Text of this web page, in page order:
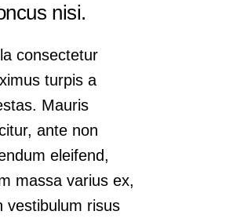
nisi.
consectetur
turpis a
Mauris
ante non
eleifend,
massa varius ex,
vestibulum risus